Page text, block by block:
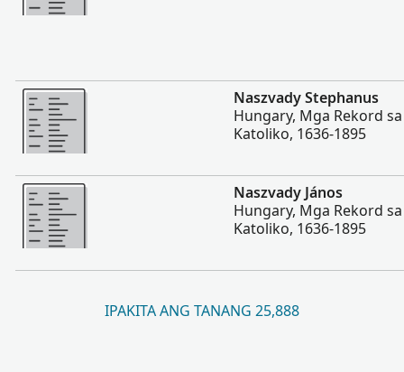
Dugang pa
Naszvady Stephanus
Hungary, Mga Rekord
Katoliko, 1636-1895
Dugang pa
Naszvady János
Hungary, Mga Rekord
Katoliko, 1636-1895
IPAKITA ANG TANANG 25,888